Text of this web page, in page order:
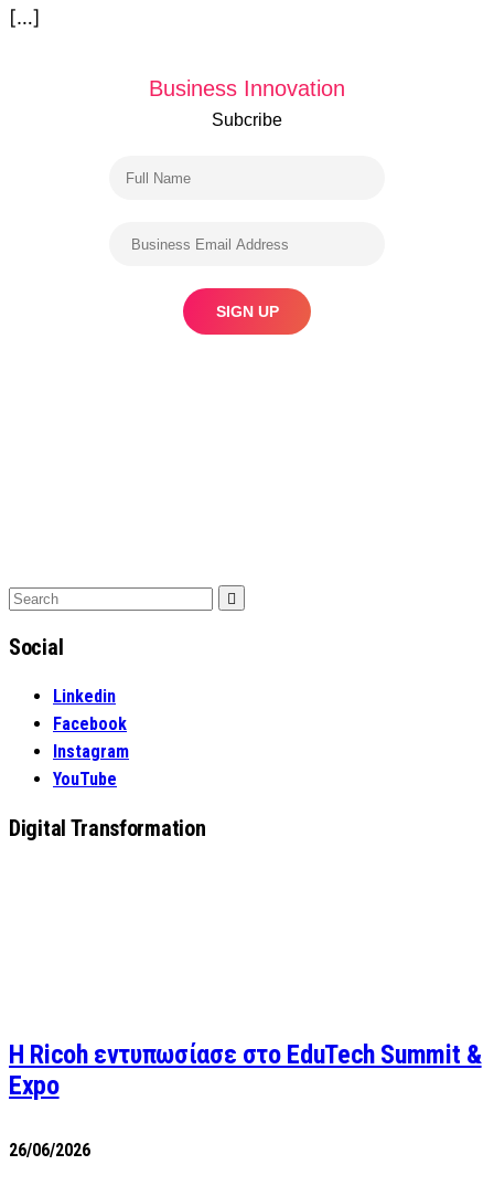
[…]
Business Innovation
Subcribe
Search
Social
Linkedin
Facebook
Instagram
YouTube
Digital Transformation
Η Ricoh εντυπωσίασε στο EduTech Summit &
Expo
26/06/2026